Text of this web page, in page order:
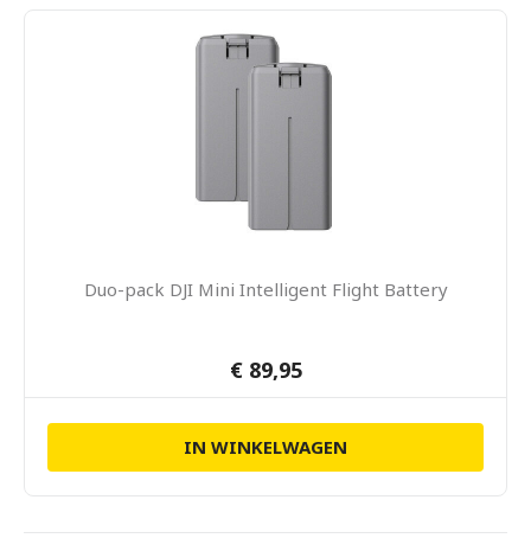
Duo-pack DJI Mini Intelligent Flight Battery
€ 89,95
IN WINKELWAGEN